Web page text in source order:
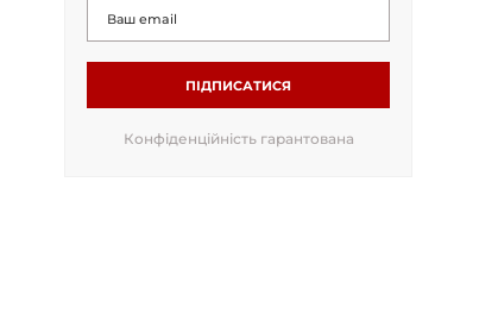
ПІДПИСАТИСЯ
Конфіденційність гарантована